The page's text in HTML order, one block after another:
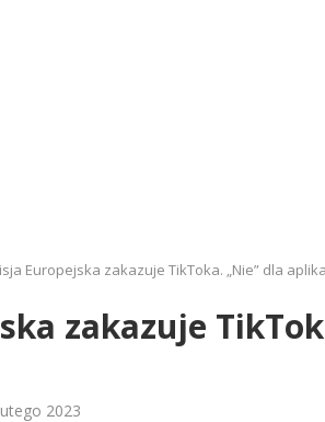
Europejska zakazuje TikToka. „Nie” dla
zakazuje
2023